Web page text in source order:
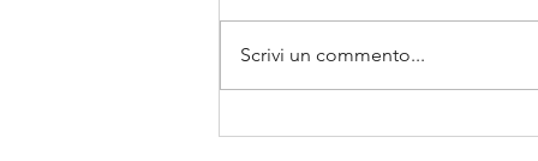
Scrivi un commento...